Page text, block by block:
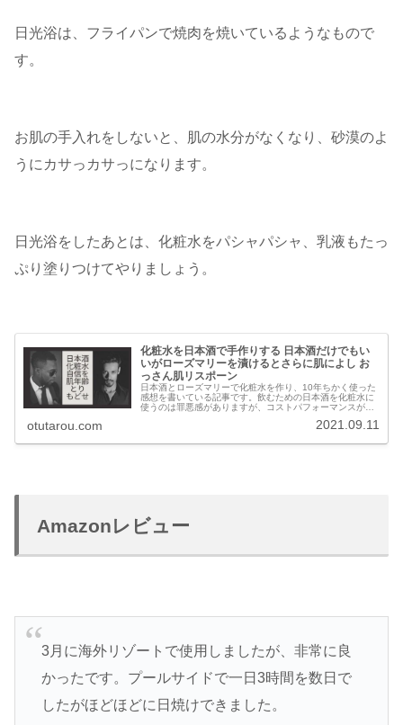
日光浴は、フライパンで焼肉を焼いているようなもので
す。
お肌の手入れをしないと、肌の水分がなくなり、砂漠のよ
うにカサっカサっになります。
日光浴をしたあとは、化粧水をパシャパシャ、乳液もたっ
ぷり塗りつけてやりましょう。
化粧水を日本酒で手作りする 日本酒だけでもい
いがローズマリーを漬けるとさらに肌によし お
っさん肌リスポーン
日本酒とローズマリーで化粧水を作り、10年ちかく使った
感想を書いている記事です。飲むための日本酒を化粧水に
使うのは罪悪感がありますが、コストパフォーマンスがよ
otutarou.com 2021.09.11
Amazonレビュー
3月に海外リゾートで使用しましたが、非常に良
かったです。プールサイドで一日3時間を数日で
したがほどほどに日焼けできました。